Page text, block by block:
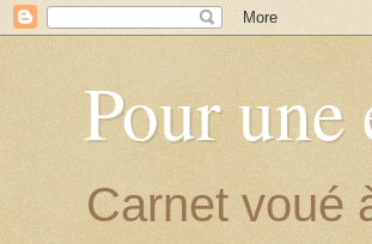
Pour
Carnet voué